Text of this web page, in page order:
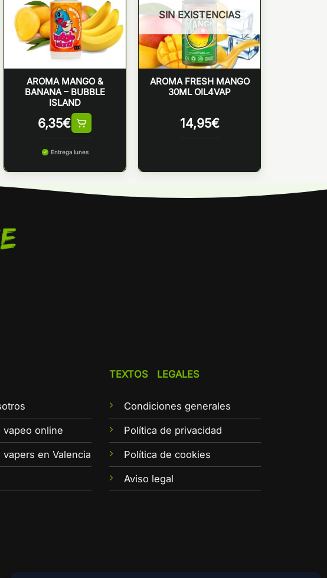
AROMA MANGO &
BANANA – BUBBLE
ISLAND
6,35€
Entrega lunes
SIN EXISTENCIAS
AROMA FRESH MANGO
30ML OIL4VAP
14,95€
vapeo online
en Valencia
TEXTOS LEGALES
Condiciones generales
Política de privacidad
Política de cookies
Aviso legal